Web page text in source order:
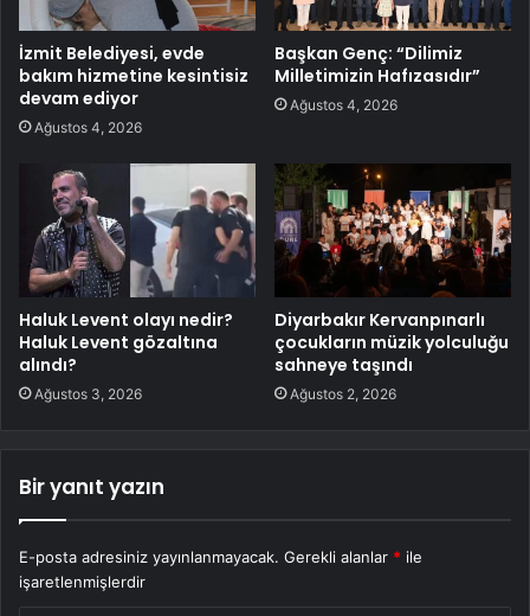
İzmit Belediyesi, evde
bakım hizmetine kesintisiz
devam ediyor
Ağustos 4, 2026
Başkan Genç: “Dilimiz
Milletimizin Hafızasıdır”
Ağustos 4, 2026
Haluk Levent olayı nedir?
Haluk Levent gözaltına
alındı?
Ağustos 3, 2026
Diyarbakır Kervanpınarlı
çocukların müzik yolculuğu
sahneye taşındı
Ağustos 2, 2026
Bir yanıt yazın
E-posta adresiniz yayınlanmayacak. Gerekli alanlar * ile
işaretlenmişlerdir